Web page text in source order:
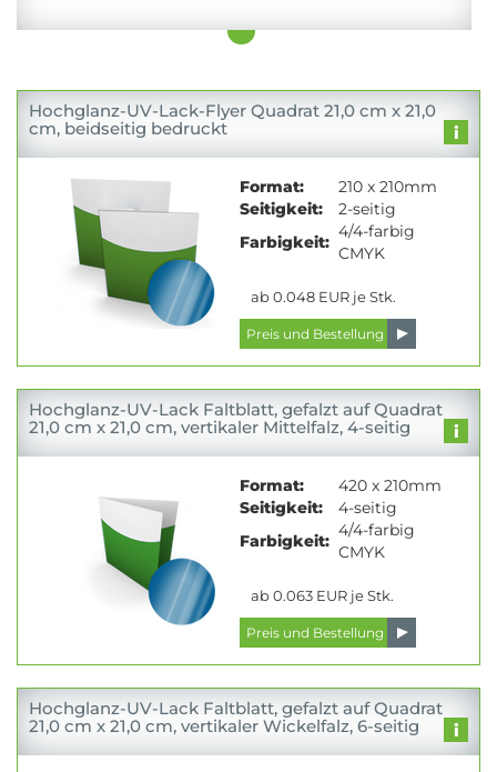
Hochglanz-UV-Lack-Flyer Quadrat 21,0 cm x 21,0
cm, beidseitig bedruckt
Format:
210 x 210mm
Seitigkeit:
2-seitig
Farbigkeit:
4/4-farbig
CMYK
ab 0.048 EUR je Stk.
Hochglanz-UV-Lack Faltblatt, gefalzt auf Quadrat
21,0 cm x 21,0 cm, vertikaler Mittelfalz, 4-seitig
Format:
420 x 210mm
Seitigkeit:
4-seitig
Farbigkeit:
4/4-farbig
CMYK
ab 0.063 EUR je Stk.
Hochglanz-UV-Lack Faltblatt, gefalzt auf Quadrat
21,0 cm x 21,0 cm, vertikaler Wickelfalz, 6-seitig